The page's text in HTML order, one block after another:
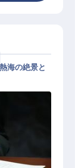
海の絶景と